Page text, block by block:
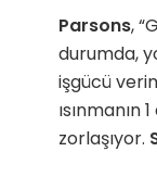
Parsons,
durumda,
işgücü
zorlaşıyor.